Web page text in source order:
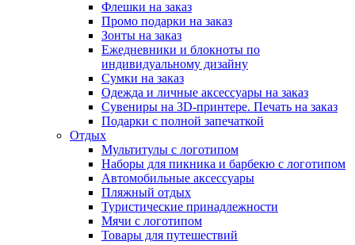
Флешки на заказ
Промо подарки на заказ
Зонты на заказ
Ежедневники и блокноты по
индивидуальному дизайну
Сумки на заказ
Одежда и личные аксессуары на заказ
Сувениры на 3D-принтере. Печать на заказ
Подарки с полной запечаткой
Отдых
Мультитулы с логотипом
Наборы для пикника и барбекю с логотипом
Автомобильные аксессуары
Пляжный отдых
Туристические принадлежности
Мячи с логотипом
Товары для путешествий